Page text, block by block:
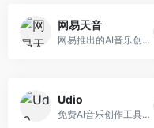
网易天音
网易推出的AI音乐创作工具，支持作词、作曲与编曲。面向音乐爱好者和独立音乐人，提供歌词生成、旋律创作、编曲制作等服务，与网易云音乐生态深度整合。
Udio
免费AI音乐创作工具，专注于高质量音乐生成。面向音乐创作者和内容制作者，支持多种音乐风格生成，音质专业，创作自由度高，适合专业音乐制作场景。